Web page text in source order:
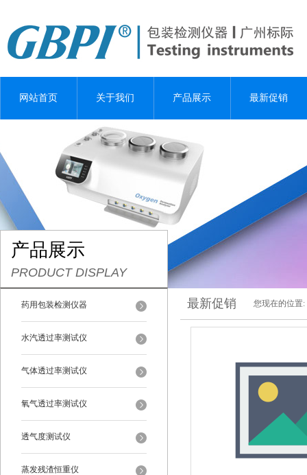
网站首页 关于我们 产品展示 最新促销
产品展示
PRODUCT DISPLAY
药用包装检测仪器
水汽透过率测试仪
气体透过率测试仪
氧气透过率测试仪
透气度测试仪
蒸发残渣恒重仪
最新促销 您现在的位置: